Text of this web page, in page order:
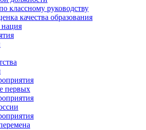
классному руководству
качества образования
первых